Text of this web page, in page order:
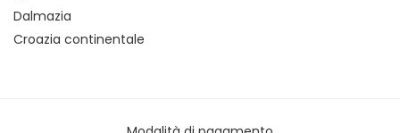
Dalmazia
Croazia continentale